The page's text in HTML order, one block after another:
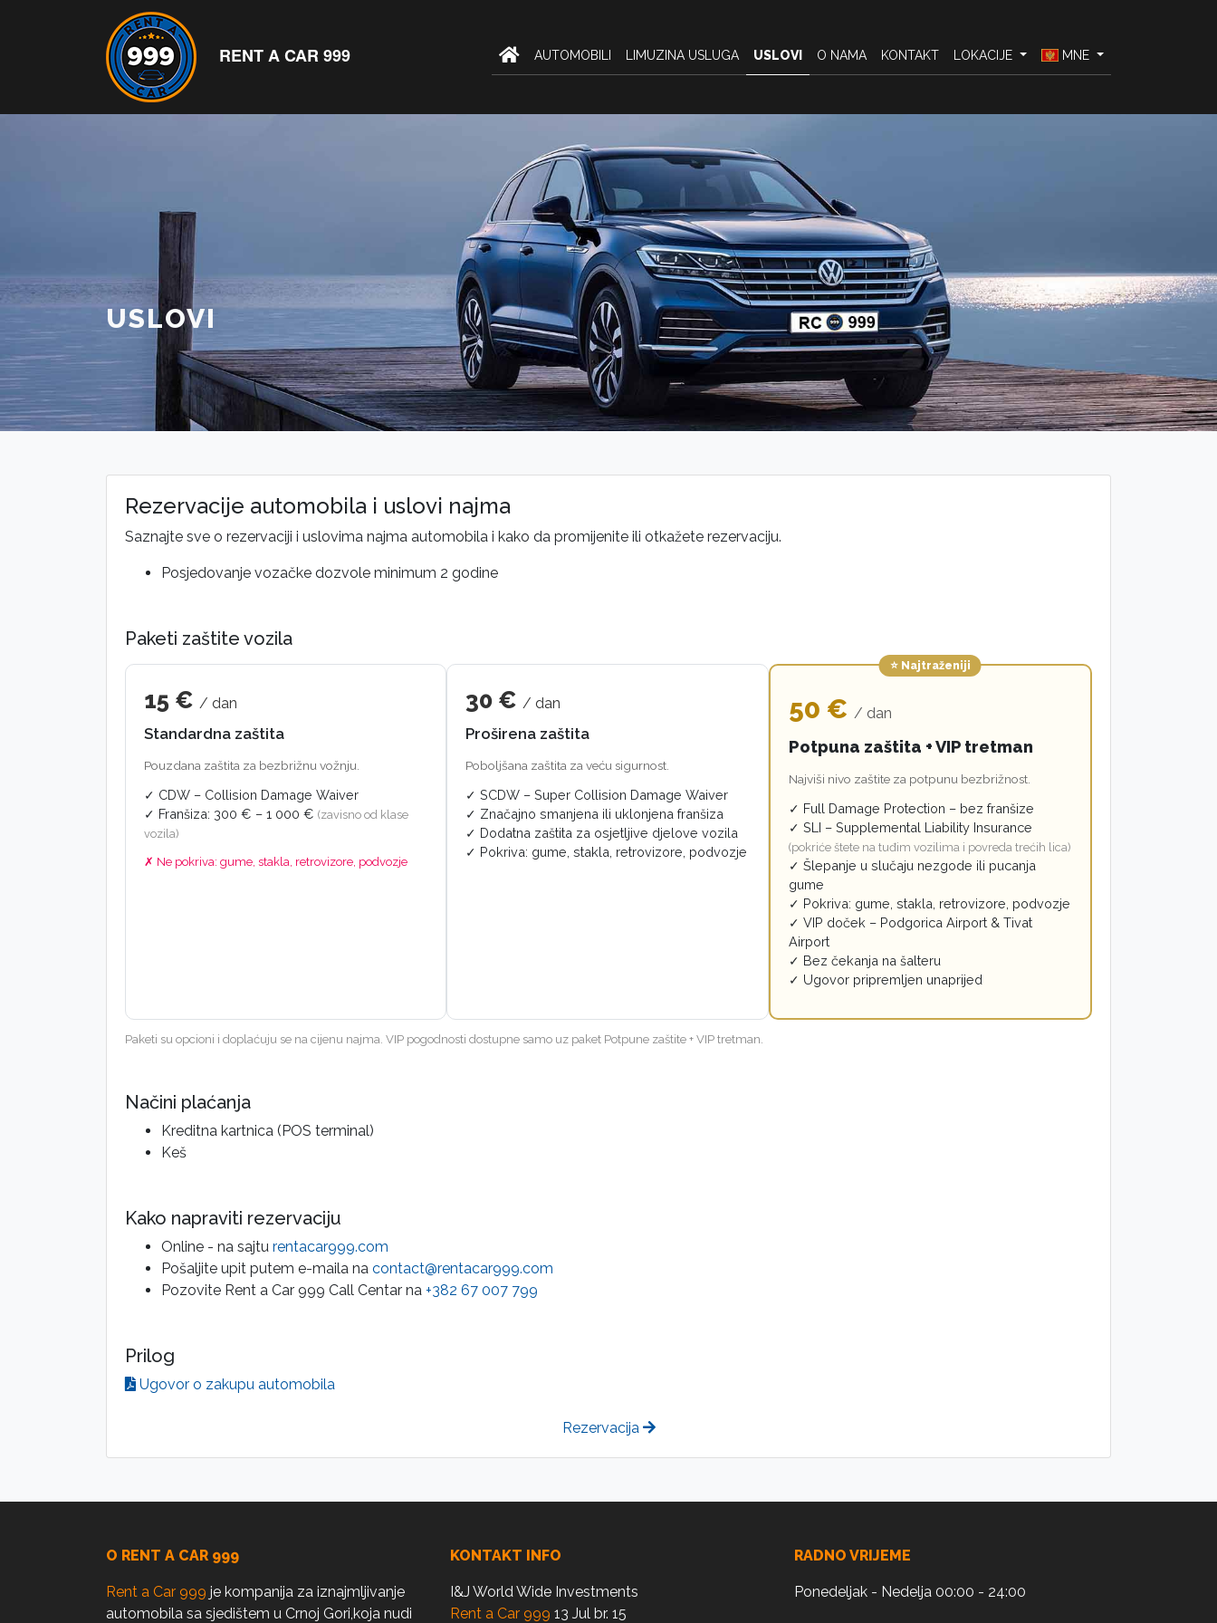
RENT A CAR 999 AUTOMOBILI LIMUZINA USLUGA USLOVI O NAMA KONTAKT LOKACIJE MNE
USLOVI
Rezervacije automobila i uslovi najma
Saznajte sve o rezervaciji i uslovima najma automobila i kako da promijenite ili otkažete rezervaciju.
Posjedovanje vozačke dozvole minimum 2 godine
Paketi zaštite vozila
15 € / dan
Standardna zaštita
Pouzdana zaštita za bezbrižnu vožnju.
✓ CDW – Collision Damage Waiver
✓ Franšiza: 300 € – 1 000 € (zavisno od klase
vozila)
✗ Ne pokriva: gume, stakla, retrovizore, podvozje
30 €/ dan
Proširena zaštita
Poboljšana zaštita za veću sigurnost.
✓ SCDW – Super Collision Damage Waiver
✓ Značajno smanjena ili uklonjena franšiza
✓ Dodatna zaštita za osjetljive djelove vozila
✓ Pokriva: gume, stakla, retrovizore, podvozje
⭐ Najtraženiji
50 € / dan
Potpuna zaštita + VIP tretman
Najviši nivo zaštite za potpunu bezbrižnost.
✓ Full Damage Protection – bez franšize
✓ SLI – Supplemental Liability Insurance
(pokriće štete na tuđim vozilima i povreda trećih lica)
✓ Šlepanje u slučaju nezgode ili pucanja
gume
✓ Pokriva: gume, stakla, retrovizore, podvozje
✓ VIP doček – Podgorica Airport & Tivat
Airport
✓ Bez čekanja na šalteru
✓ Ugovor pripremljen unaprijed
Paketi su opcioni i doplaćuju se na cijenu najma. VIP pogodnosti dostupne samo uz paket Potpune zaštite + VIP tretman.
Načini plaćanja
Kreditna kartnica (POS terminal)
Keš
Kako napraviti rezervaciju
Online - na sajtu rentacar999.com
Pošaljite upit putem e-maila na contact@rentacar999.com
Pozovite Rent a Car 999 Call Centar na +382 67 007 799
Prilog
Ugovor o zakupu automobila
Rezervacija
O RENT A CAR 999
Rent a Car 999 je kompanija za iznajmljivanje
automobila sa sjedištem u Crnoj Gori,koja nudi
KONTAKT INFO
I&J World Wide Investments
Rent a Car 999 13 Jul br. 15
RADNO VRIJEME
Ponedeljak - Nedelja 00:00 - 24:00